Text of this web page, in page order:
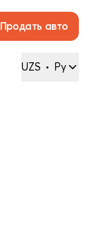
Продать авто
UZS • Ру